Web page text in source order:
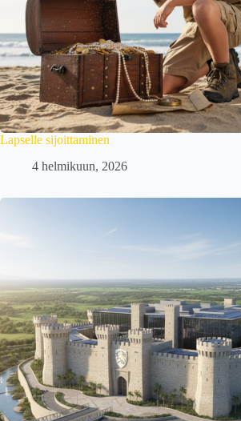
Lapselle sijoittaminen
4 helmikuun, 2026